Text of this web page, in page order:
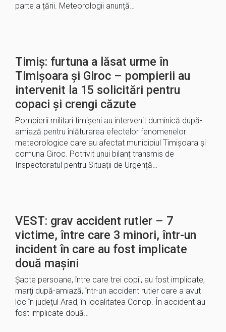
parte a țării. Meteorologii anunță…
Timiș: furtuna a lăsat urme în
Timișoara și Giroc – pompierii au
intervenit la 15 solicitări pentru
copaci și crengi căzute
Pompierii militari timișeni au intervenit duminică după-
amiază pentru înlăturarea efectelor fenomenelor
meteorologice care au afectat municipiul Timișoara și
comuna Giroc. Potrivit unui bilanț transmis de
Inspectoratul pentru Situații de Urgență…
VEST: grav accident rutier – 7
victime, între care 3 minori, într-un
incident în care au fost implicate
două mașini
Şapte persoane, între care trei copii, au fost implicate,
marţi după-amiază, într-un accident rutier care a avut
loc în judeţul Arad, în localitatea Conop. În accident au
fost implicate două…